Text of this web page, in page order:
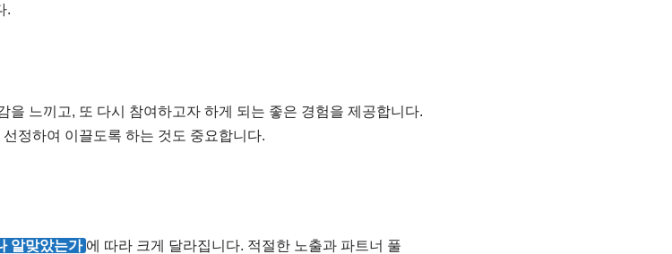
.
을 느끼고, 또 다시 참여하고자 하게 되는 좋은 경험을 제공합니다.
정하여 이끌도록 하는 것도 중요합니다.
알맞았는가 에 따라 크게 달라집니다. 적절한 노출과 파트너 풀